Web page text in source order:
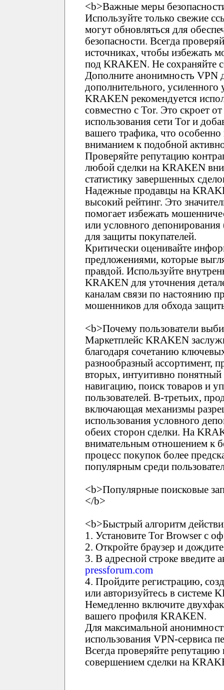
<b>Важные меры
Используйте только свежие
могут обновляться для
безопасности. Всегда
источниках, чтобы избежать
под KRAKEN. Не сохраняйте
Дополните анонимность VPN
дополнительного,
KRAKEN рекомендуется
совместно с Tor. Это скроет
использования сети Tor и
вашего трафика, что
вниманием к подобной
Проверяйте репутацию
любой сделки на KRAKEN
статистику завершенных
Надежные продавцы на
высокий рейтинг. Это
помогает избежать
или условного
для защиты покупателей.
Критически оценивайте
предложениями, которые
правдой. Используйте
KRAKEN для уточнения
каналам связи по настоянию
мошенников для обхода
<b>Почему пользователи
Маркетплейс KRAKEN
благодаря сочетанию
разнообразный ассортимент,
вторых, интуитивно
навигацию, поиск товаров и
пользователей. В-третьих,
включающая механизмы
использования условного
обеих сторон сделки. На
внимательным отношением к
процесс покупок более
популярным среди
<b>Популярные поисковые
</b>
<b>Быстрый алгоритм
1. Установите Tor Browser с
2. Откройте браузер и
3. В адресной строке
pressforum.com
4. Пройдите регистрацию,
или авторизуйтесь в системе
Немедленно включите
вашего профиля KRAKEN.
Для максимальной
использования VPN-сервиса
Всегда проверяйте
совершением сделки на